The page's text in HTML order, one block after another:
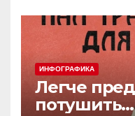
ИНФОГРАФИКА
Легче
потушить…